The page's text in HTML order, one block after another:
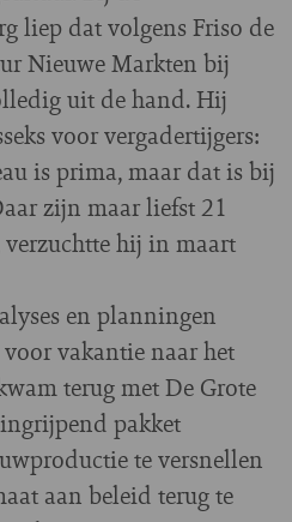
liep dat volgens Friso de
Nieuwe Markten bij
uit de hand. Hij
voor vergadertijgers:
is prima, maar dat is bij
zijn maar liefst 21
hij in maart
en planningen
vakantie naar het
terug met De Grote
pakket
te versnellen
aan beleid terug te